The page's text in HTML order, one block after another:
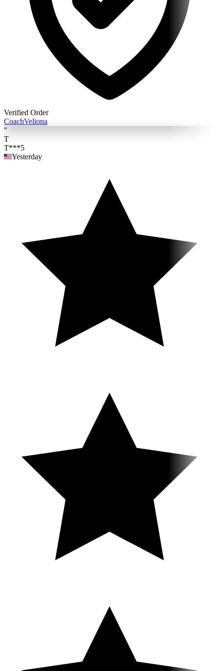
Verified Order
CoachVeliona
"
T
T***5
Yesterday